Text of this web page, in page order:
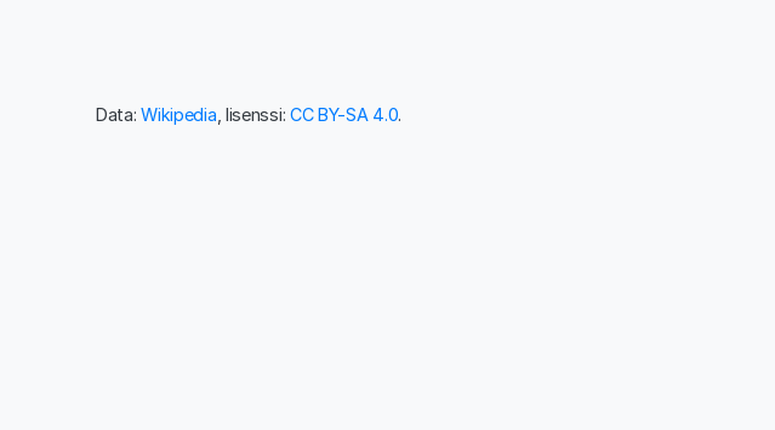
Data:Wikipedia , lisenssi: CC BY-SA 4.0.